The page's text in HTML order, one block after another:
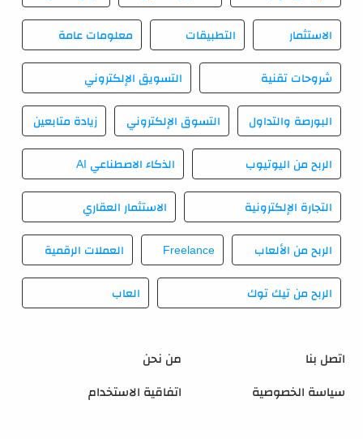
اتصل بنا من نحن
سياسة الخصوصية اتفاقية الاستخدام
الاستثمار التطبيقات معلومات عامة
شروحات تقنية التسويق الإلكتروني
البورصة والتداول التسوق الإلكتروني زيادة متابعين
الربح من اليوتيوب الذكاء الاصطناعي AI
التجارة الإلكترونية الاستثمار العقاري
الربح من الألعاب Freelance العملات الرقمية
الربح من تيك توك العاب